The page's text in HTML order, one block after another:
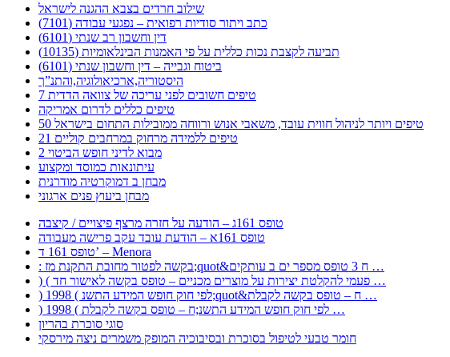
שילוב חרדים בצבא ההגנה לישראל
כתב ויתור סודיות רפואית – נפגעי עבודה (7101)
דין וחשבון רב שנתי (6101)
תביעה לקצבת נכות כללית על פי האמנות הבינלאומיות (10135)
ביטוח וגבייה – דין וחשבון שנתי (6101)
היסטוריה,ארכיאולוגיה,והתנ”ך
7 טיפים חשובים לפני עריכה של צוואה הדדית
טיפים כללים לדרום אמריקה
50 טיפים ויותר לניהול חווית עובד, משאבי אנוש ורווחה ממובילות התחום בישראל
21 טיפים ללמידה מרחוק במרחבים קוליים
מבוא לדיני חופש הביטוי 2
עיתונאות כמוסד ומקצוע
מבחן ב דמוקרטיה מודרנית
מבחן ביעוץ פנים ארגוני
טופס 161ג – הודעה על חזרה מרצף פיצויים / קיצבה
טופס 161א – הודעת עובד עקב פרישה מעבודה
טופס 161 ד’ – Menora
: בקשה לפטור מחובת התקנת מז;quot&ח 3 טופס מספר ים ב עותקים …
) ( פעמי להקלטת יצירות על מוצרים מכניים – טופס בקשה לאישור חד …
) 1998 ( לפי חוק חופש המידע התשנ;quot&ח – טופס בקשה לקבלת …
) 1998 ( לפי חוק חופש המידע התשנ;ח – טופס בקשה לקבלת …
סוגי סוכרת בהריון
חומר טבעי לטיפול בסוכרת ובסיבוכיה המופק משמרים ניצה מירסקי